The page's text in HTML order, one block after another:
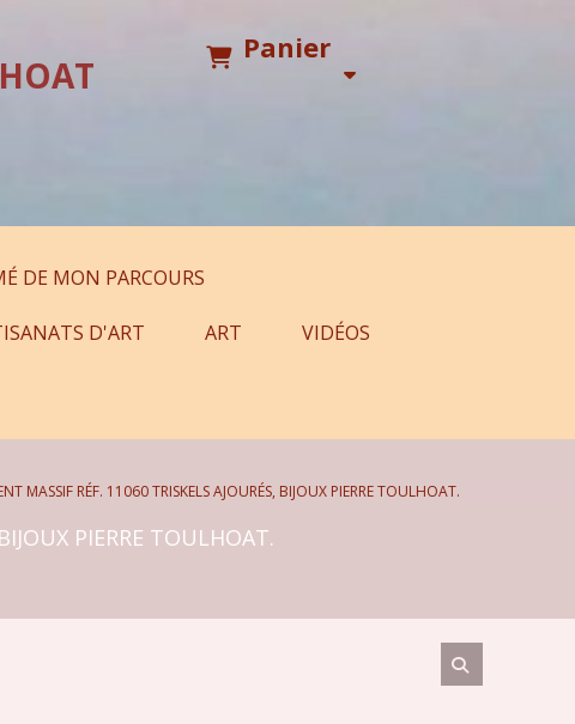
Panier
DE MON PARCOURS
D'ART ART VIDÉOS
MASSIF RÉF. 11060 TRISKELS AJOURÉS, BIJOUX PIERRE TOULHOAT.
PIERRE TOULHOAT.